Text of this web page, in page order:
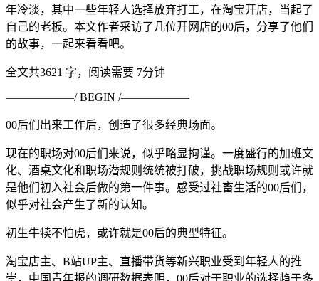
年冷淡，其中一些年轻人选择放弃打工，在淘宝开店，当起了
自己的老板。本文作者采访了几位开网店的00后，分享了他们
的故事，一起来看看吧。
全文共3621 字，阅读需要 7分钟
——————/ BEGIN /——————
00后们出来工作后，创造了很多经典场面。
现在的职场对00后们来说，似乎略显拘谨。一度盛行的加班文
化、酒桌文化和职场潜规则统统被打破，挑战职场规则或许就
是他们初入社会后做的第一件事。感受过社畜生活的00后们，
似乎对社会产生了新的认知。
初生牛犊不怕虎，或许就是00后的典型特征。
淘宝店主、B站UP主、直播带货等新兴职业受到年轻人的推